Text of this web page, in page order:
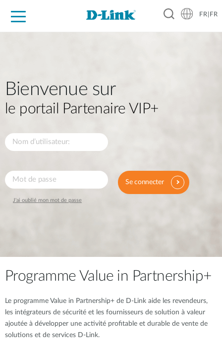
FR|FR
Bienvenue sur
le portail Partenaire VIP+
J'ai oublié mon mot de passe
Se connecter
Programme Value in Partnership+
Le programme Value in Partnership+ de D-Link aide les revendeurs,
les intégrateurs de sécurité et les fournisseurs de solution à valeur
ajoutée à développer une activité profitable et durable de vente de
solutions et de services D-Link.